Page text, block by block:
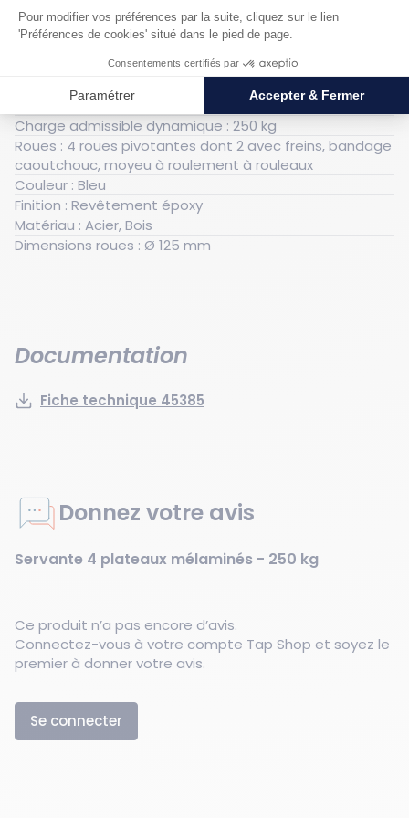
Poids : 43 kg
Hauteur hors tout : 1130 mm
Longueur hors tout : 1360 mm
Charge admissible dynamique : 250 kg
Roues : 4 roues pivotantes dont 2 avec freins, bandage
caoutchouc, moyeu à roulement à rouleaux
Couleur : Bleu
Finition : Revêtement époxy
Matériau : Acier, Bois
Dimensions roues : Ø 125 mm
Documentation
Fiche technique 45385
Donnez votre avis
Servante 4 plateaux mélaminés - 250 kg
Ce produit n’a pas encore d’avis.
Connectez-vous à votre compte Tap Shop et soyez le
premier à donner votre avis.
Se connecter